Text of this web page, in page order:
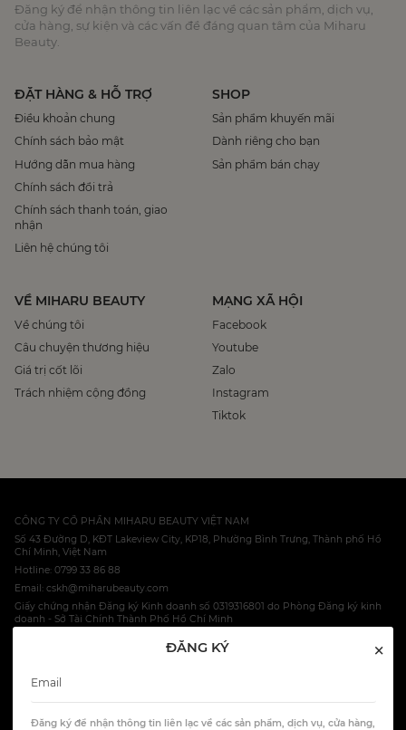
ĐĂNG KÝ ×
Đăng ký để nhận thông tin liên lạc về các sản phẩm, dịch vụ, cửa hàng,
Đăng ký để nhận thông tin liên lạc về các sản phẩm, dịch vụ,
cửa hàng, sự kiện và các vấn đề đáng quan tâm của Miharu
Beauty.
ĐẶT HÀNG & HỖ TRỢ
Điều khoản chung
Chính sách bảo mật
Hướng dẫn mua hàng
Chính sách đổi trả
Chính sách thanh toán, giao
nhận
Liên hệ chúng tôi
SHOP
Sản phẩm khuyến mãi
Dành riêng cho bạn
Sản phẩm bán chạy
VỀ MIHARU BEAUTY
Về chúng tôi
Câu chuyện thương hiệu
Giá trị cốt lõi
Trách nhiệm cộng đồng
MẠNG XÃ HỘI
Facebook
Youtube
Zalo
Instagram
Tiktok
CÔNG TY CỔ PHẦN MIHARU BEAUTY VIỆT NAM
Số 43 Đường D, KĐT Lakeview City, KP18, Phường Bình Trưng, Thành phố Hồ
Chí Minh, Việt Nam
Hotline: 0799 33 86 88
Email: cskh@miharubeauty.com
Giấy chứng nhận Đăng ký Kinh doanh số 0319316801 do Phòng Đăng ký kinh
doanh - Sở Tài Chính Thành Phố Hồ Chí Minh
HOTLINE: 0799 33 86 88
All Rights Reserved.